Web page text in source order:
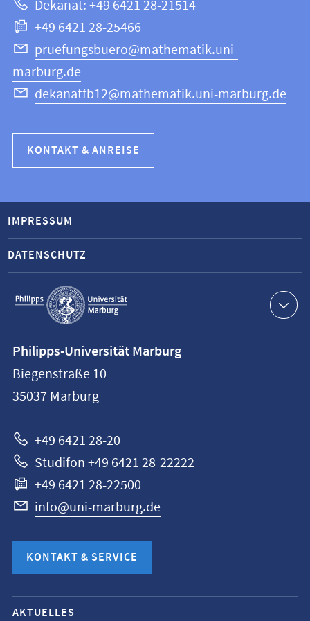
Informatik
Dekanat: +49 6421 28-21514
+49 6421 28-25466
pruefungsbuero@mathematik.uni-
marburg.de
dekanatfb12@mathematik.uni-marburg.de
KONTAKT & ANREISE
Service-
Navigation
IMPRESSUM
DATENSCHUTZ
Philipps-
Universität
Marburg
Philipps-Universität Marburg
Biegenstraße 10
35037 Marburg
+49 6421 28-20
Studifon +49 6421 28-22222
+49 6421 28-22500
info@uni-marburg.de
KONTAKT & SERVICE
Mobile-
AKTUELLES